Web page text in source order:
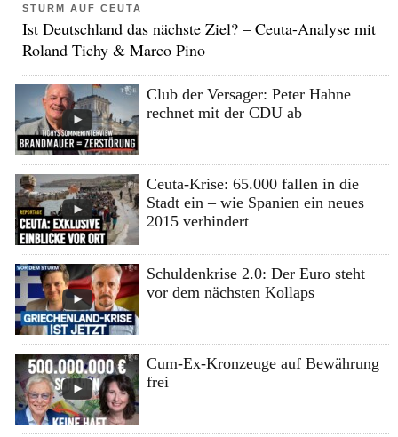
STURM AUF CEUTA
Ist Deutschland das nächste Ziel? – Ceuta-Analyse mit
Roland Tichy & Marco Pino
Club der Versager: Peter Hahne
rechnet mit der CDU ab
Ceuta-Krise: 65.000 fallen in die
Stadt ein – wie Spanien ein neues
2015 verhindert
Schuldenkrise 2.0: Der Euro steht
vor dem nächsten Kollaps
Cum-Ex-Kronzeuge auf Bewährung
frei